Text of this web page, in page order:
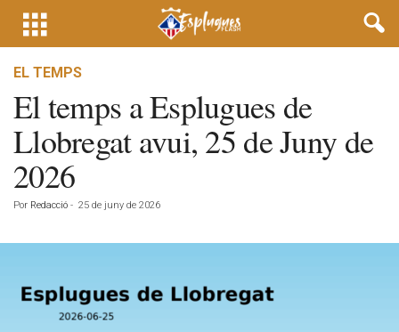
EL TEMPS
El temps a Esplugues de
Llobregat avui, 25 de Juny de
2026
Por Redacció - 25 de juny de 2026